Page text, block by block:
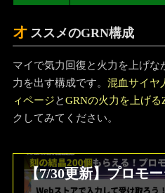
オ ススメのGRN構成
マイで気力回復と火力を上げな
力を出す構成です。 混血サイヤ
ィページとGRNの火力を上げ
クしてみてください。
【7/30更新】プロ